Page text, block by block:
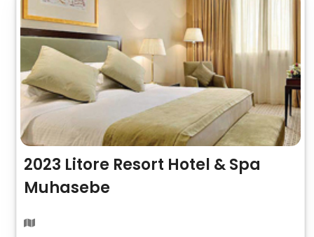
2023 Litore Resort Hotel & Spa
Muhasebe